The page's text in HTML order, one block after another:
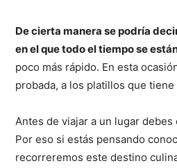
De cierta manera se podría
en el que todo el tiempo se
poco más rápido. En esta
probada, a los platillos que
Antes de viajar a un lugar
Por eso si estás pensando
recorreremos este destino